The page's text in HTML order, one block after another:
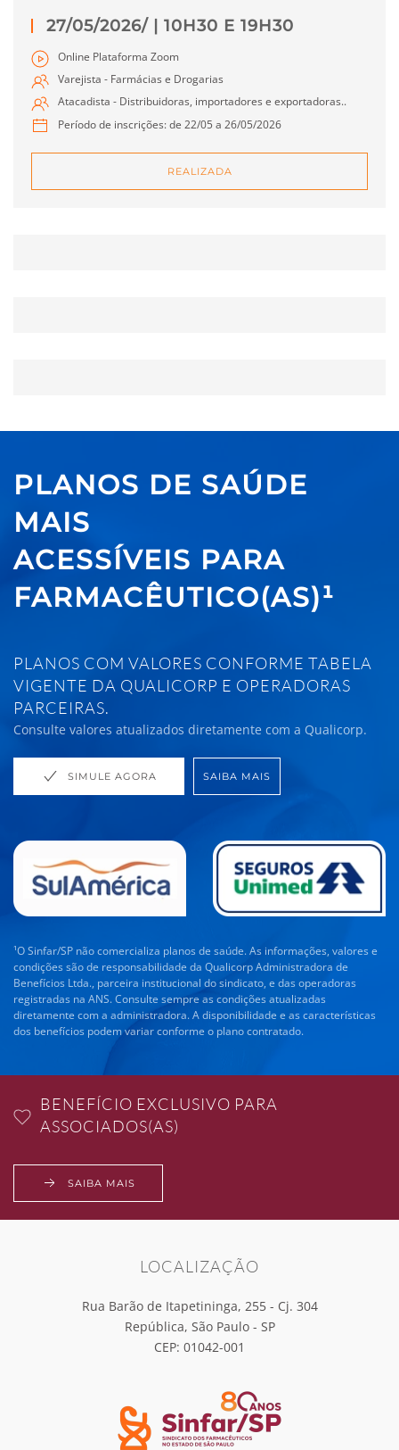
27/05/2026/| 10H30 E 19H30
Online Plataforma Zoom
Varejista - Farmácias e Drogarias
Atacadista - Distribuidoras, importadores e exportadoras..
Período de inscrições: de 22/05 a 26/05/2026
REALIZADA
PLANOS DE SAÚDE
MAIS
ACESSÍVEIS PARA
FARMACÊUTICO(AS)¹
PLANOS COM VALORES CONFORME TABELA
VIGENTE DA QUALICORP E OPERADORAS
PARCEIRAS.
Consulte valores atualizados diretamente com a Qualicorp.
SIMULE AGORA SAIBA MAIS
¹O Sinfar/SP não comercializa planos de saúde. As informações, valores e
condições são de responsabilidade da Qualicorp Administradora de
Benefícios Ltda., parceira institucional do sindicato, e das operadoras
registradas na ANS. Consulte sempre as condições atualizadas
diretamente com a administradora. A disponibilidade e as características
dos benefícios podem variar conforme o plano contratado.
BENEFÍCIO EXCLUSIVO PARA
ASSOCIADOS(AS)
SAIBA MAIS
LOCALIZAÇÃO
Rua Barão de Itapetininga, 255 - Cj. 304
República, São Paulo - SP
CEP: 01042-001